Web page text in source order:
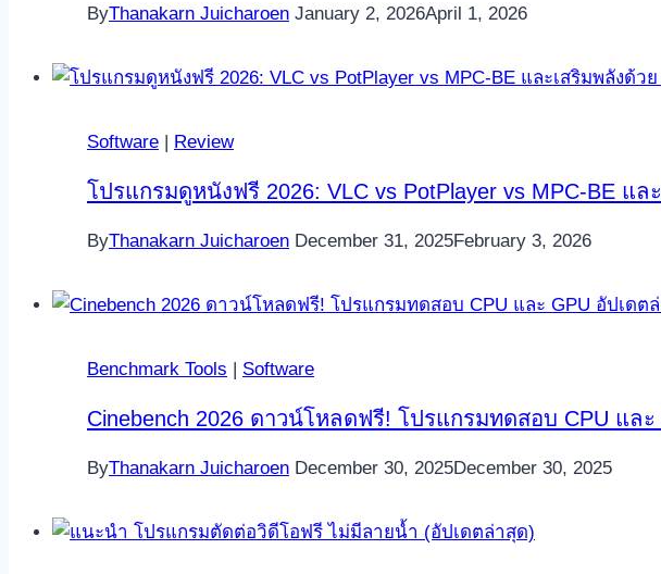
ByThanakarn Juicharoen January 2, 2026April 1, 2026
Software Review
โปรแกรมดูหนังฟรี 2026: VLC vs PotPlayer vs MPC-BE
ByThanakarn Juicharoen December 31, 2025February 3, 2026
Benchmark Tools | Software
Cinebench 2026 ดาวน์โหลดฟรี! โปรแกรมทดสอบ CPU แล
ByThanakarn Juicharoen December 30, 2025December 30, 2025